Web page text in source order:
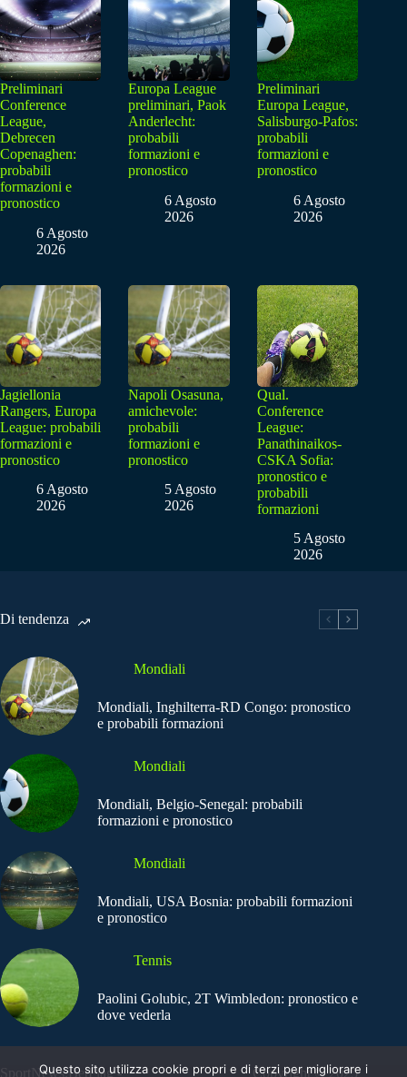
Preliminari
Conference
League,
Debrecen
Copenaghen:
probabili
formazioni e
pronostico
6 Agosto
2026
Europa League
preliminari, Paok
Anderlecht:
probabili
formazioni e
pronostico
6 Agosto
2026
Preliminari
Europa League,
Salisburgo-Pafos:
probabili
formazioni e
pronostico
6 Agosto
2026
Jagiellonia
Rangers, Europa
League: probabili
formazioni e
pronostico
6 Agosto
2026
Napoli Osasuna,
amichevole:
probabili
formazioni e
pronostico
5 Agosto
2026
Qual.
Conference
League:
Panathinaikos-
CSKA Sofia:
pronostico e
probabili
formazioni
5 Agosto
2026
Di tendenza
Mondiali
Mondiali, Inghilterra-RD Congo: pronostico
e probabili formazioni
Mondiali
Mondiali, Belgio-Senegal: probabili
formazioni e pronostico
Mondiali
Mondiali, USA Bosnia: probabili formazioni
e pronostico
Tennis
Paolini Golubic, 2T Wimbledon: pronostico e
dove vederla
SportNews.BetFlag - Copyright © 2025
Questo sito utilizza cookie propri e di terzi per migliorare i